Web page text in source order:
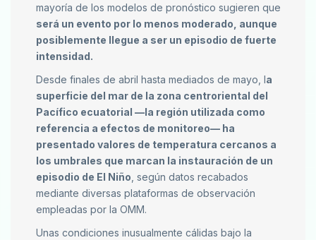
mayoría de los modelos de pronóstico sugieren que
será un evento por lo menos moderado, aunque
posiblemente llegue a ser un episodio de fuerte
intensidad.
Desde finales de abril hasta mediados de mayo, la
superficie del mar de la zona centroriental del
Pacífico ecuatorial —la región utilizada como
referencia a efectos de monitoreo— ha
presentado valores de temperatura cercanos a
los umbrales que marcan la instauración de un
episodio de El Niño , según datos recabados
mediante diversas plataformas de observación
empleadas por la OMM.
Unas condiciones inusualmente cálidas bajo la